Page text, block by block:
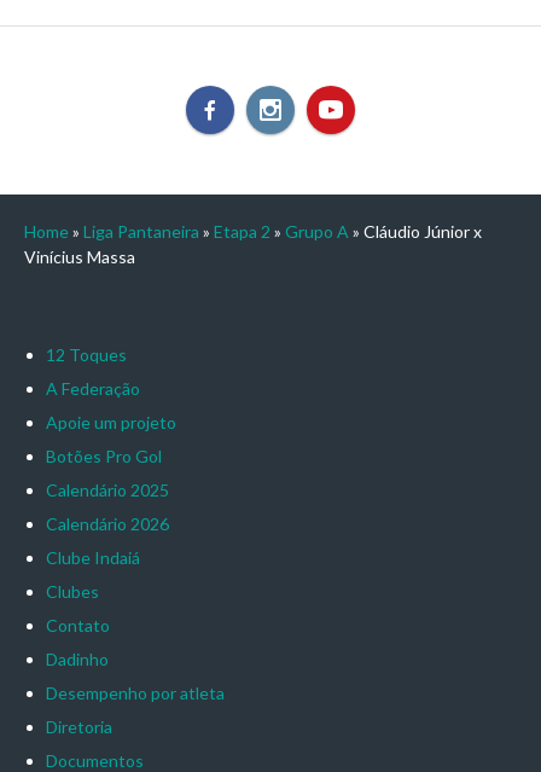
Home » Liga Pantaneira » Etapa 2 » Grupo A » Cláudio Júnior x
Vinícius Massa
12 Toques
A Federação
Apoie um projeto
Botões Pro Gol
Calendário 2025
Calendário 2026
Clube Indaiá
Clubes
Contato
Dadinho
Desempenho por atleta
Diretoria
Documentos